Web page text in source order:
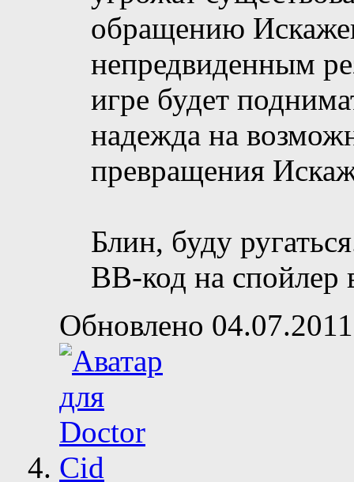
обращению
непредвиденным
игре будет
надежда на
превращения
Блин, буду
BB-код на спойлер
Обновлено